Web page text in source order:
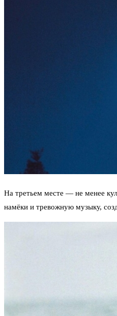
На третьем месте — не менее
намёки и тревожную музыку,